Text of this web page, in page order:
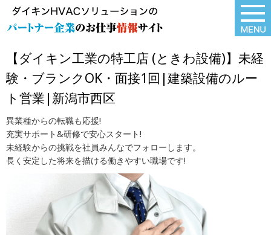
【ダイキン工業の特工店 (ときわ設備)】未経
験・ブランクOK・面接1回|建築設備のルー
ト営業|新潟市西区
異業種からの転職も応援!
充実サポート&研修で安心スタート!
未経験からの挑戦を社員みんなでフォローします。
長く安定した将来を描ける働きやすい職場です!